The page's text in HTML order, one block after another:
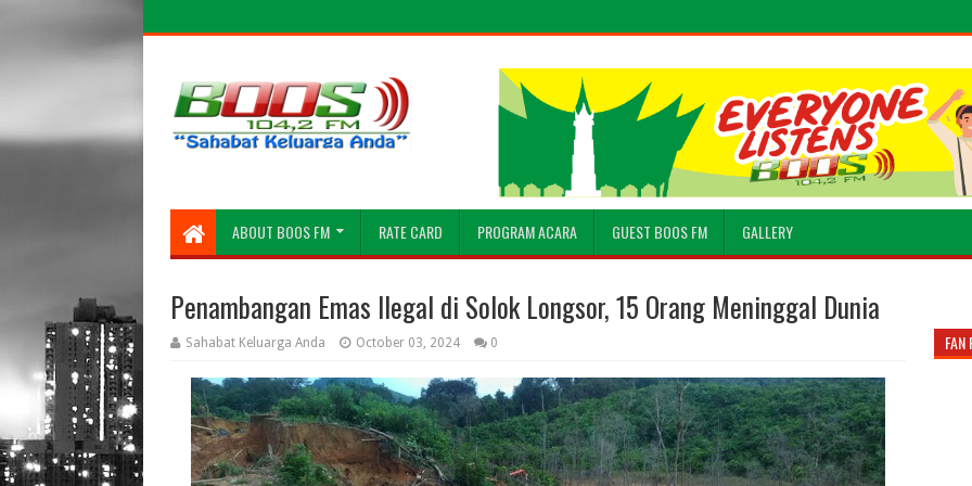
ABOUT BOOS FM RATE CARD PROGRAM ACARA GUEST BOOS FM GALLERY
Penambangan Emas Ilegal di Solok Longsor, 15 Orang Meninggal Dunia
Sahabat Keluarga Anda October 03, 2024 0 FAN